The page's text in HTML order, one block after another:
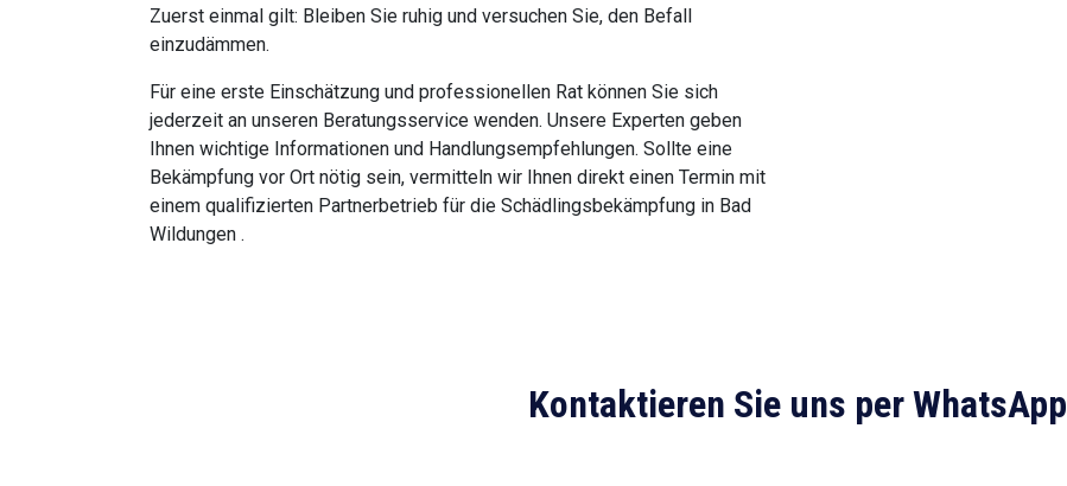
Zuerst einmal gilt: Bleiben Sie ruhig und versuchen Sie, den Befall
einzudämmen.
Für eine erste Einschätzung und professionellen Rat können Sie sich
jederzeit an unseren Beratungsservice wenden. Unsere Experten geben
Ihnen wichtige Informationen und Handlungsempfehlungen. Sollte eine
Bekämpfung vor Ort nötig sein, vermitteln wir Ihnen direkt einen Termin mit
einem qualifizierten Partnerbetrieb für die Schädlingsbekämpfung in Bad
Wildungen .
Kontaktieren Sie uns per WhatsApp